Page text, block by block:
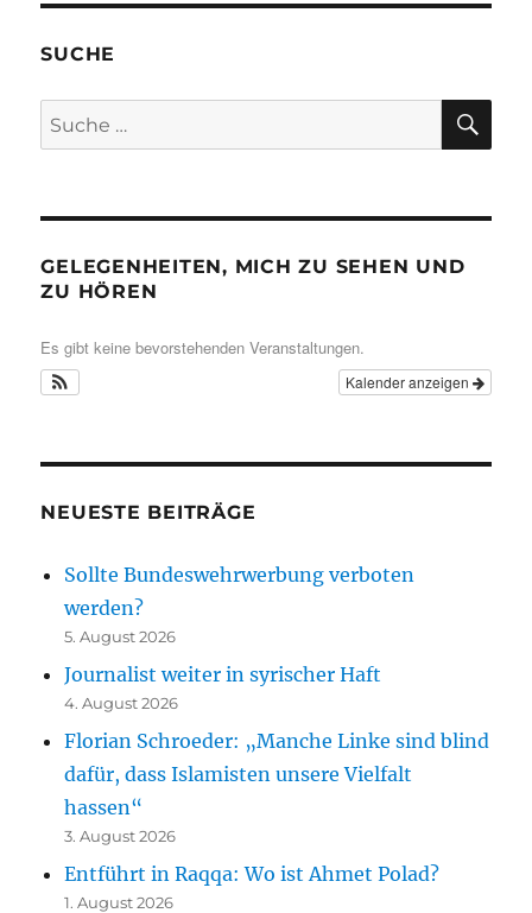
SUCHE
Suche
nach:
GELEGENHEITEN, MICH ZU SEHEN UND
ZU HÖREN
Es gibt keine bevorstehenden Veranstaltungen.
Kalender anzeigen
NEUESTE BEITRÄGE
Sollte Bundeswehrwerbung verboten
werden?
5. August 2026
Journalist weiter in syrischer Haft
4. August 2026
Florian Schroeder: „Manche Linke sind blind
dafür, dass Islamisten unsere Vielfalt
hassen“
3. August 2026
Entführt in Raqqa: Wo ist Ahmet Polad?
1. August 2026